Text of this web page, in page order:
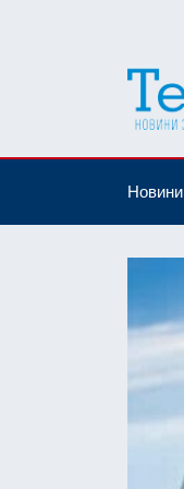
Новини